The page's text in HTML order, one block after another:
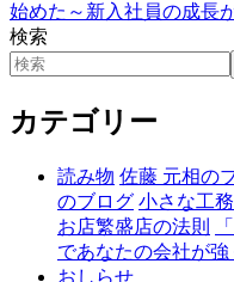
始めた～新入社員の成長
検索
カテゴリー
読み物 佐藤 元相の
のブログ 小さな工
お店繁盛店の法則
であなたの会社が強
おしらせ